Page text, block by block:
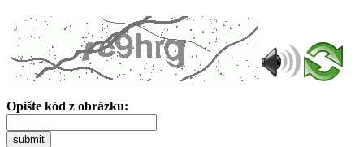
Opište kód z obrázku:
submit